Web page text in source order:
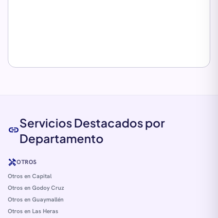
link
Servicios Destacados por
Departamento
handymanOTROS
Otros en Capital
Otros en Godoy Cruz
Otros en Guaymallén
Otros en Las Heras